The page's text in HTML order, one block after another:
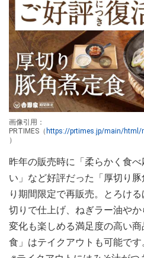
画像引用：
PRTIMES（ https://prtimes.jp/main/html/
）
昨年の販売時に「柔らかく食
い」など好評だった「厚切り
り期間限定で再販売。とろけ
切りで仕上げ、ねぎラー油や
変化も楽しめる満足度の高い
食」はテイクアウトも可能です